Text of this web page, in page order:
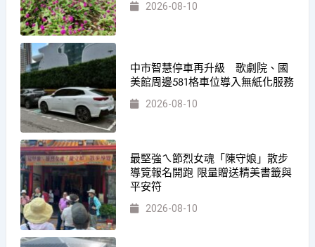
2026-08-10
中市智慧停車再升級 歌劇院、國
美館周邊581格車位導入無紙化服務
2026-08-10
最堅強ㄟ節烈女魂「陳守娘」散步
導覽報名開跑 限量贈送精美書籤與
平安符
2026-08-10